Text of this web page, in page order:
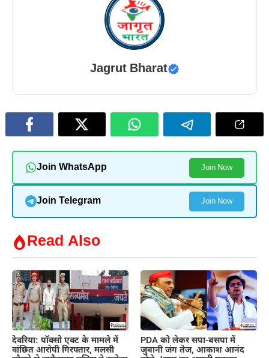
Jagrut Bharat
Join WhatsApp Join Now
Join Telegram Join Now
Read Also
देवरिया: पॉक्सो एक्ट के मामले में
वांछित आरोपी गिरफ्तार, मलसी
PDA को लेकर सपा-बसपा में
जुबानी जंग तेज, आकाश आनंद